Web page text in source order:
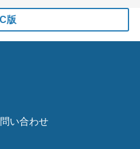
版
い合わせ